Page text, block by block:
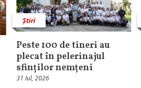
Știri
Peste 100 de tineri au
plecat în pelerinajul
sfinților nemțeni
31 Iul, 2026